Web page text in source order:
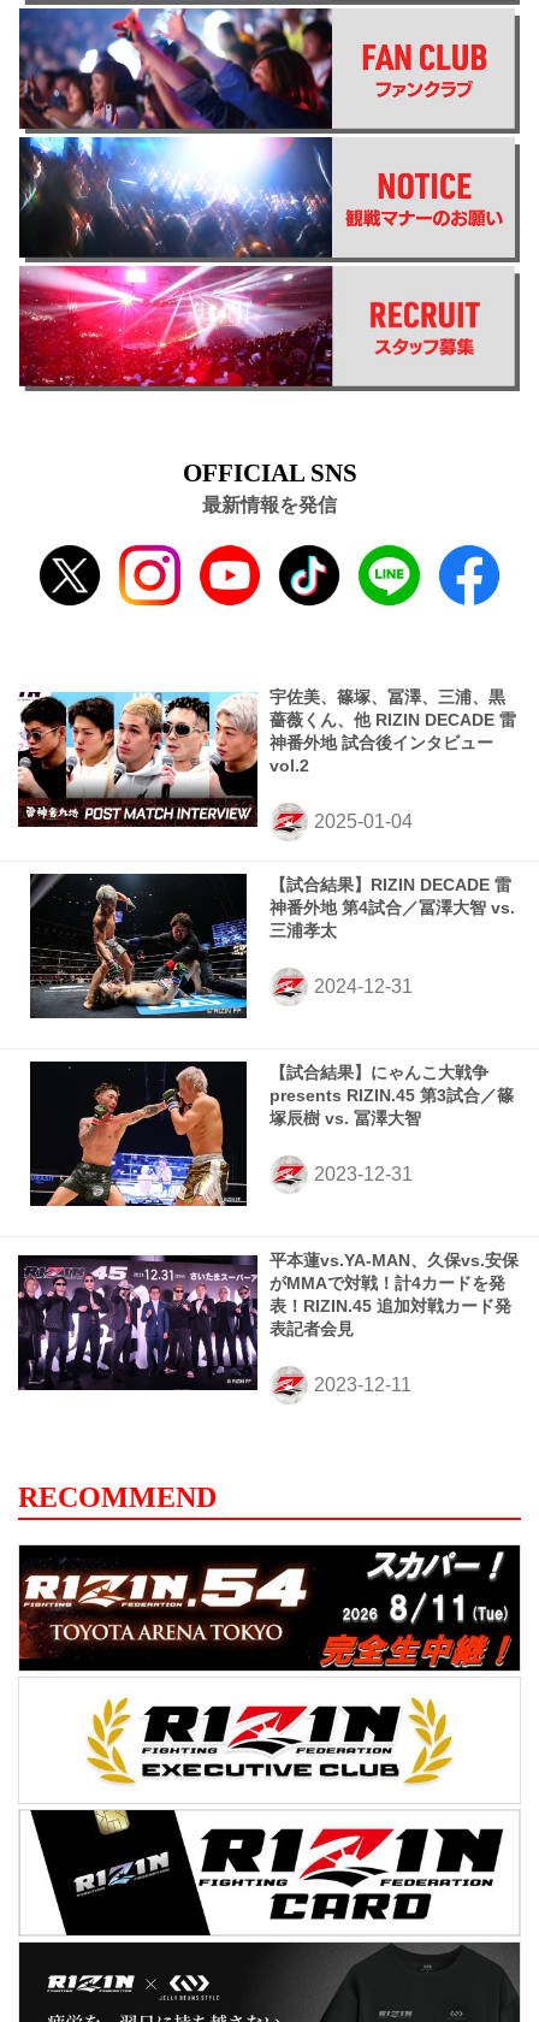
OFFICIAL SNS
最新情報を発信
宇佐美、篠塚、冨澤、三浦、黒
薔薇くん、他 RIZIN DECADE 雷
神番外地 試合後インタビュー
vol.2
【試合結果】RIZIN DECADE 雷
神番外地 第4試合／冨澤大智 vs.
三浦孝太
【試合結果】にゃんこ大戦争
presents RIZIN.45 第3試合／篠
塚辰樹 vs. 冨澤大智
平本蓮vs.YA-MAN、久保vs.安保
がMMAで対戦！計4カードを発
表！RIZIN.45 追加対戦カード発
表記者会見
RECOMMEND